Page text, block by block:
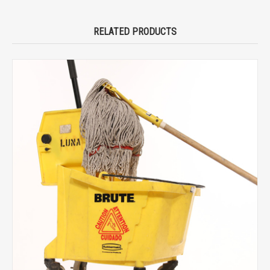
RELATED PRODUCTS